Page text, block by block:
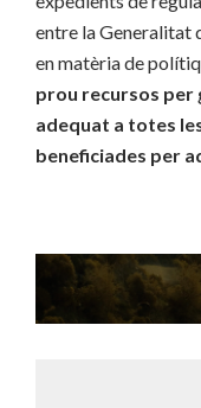
entre la Generalitat
en matèria de
prou recursos per
adequat a totes
beneficiades per